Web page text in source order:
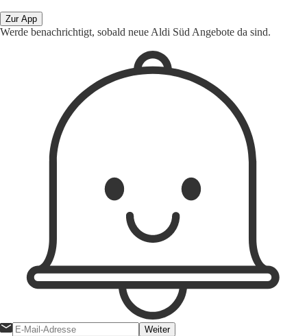
Zur App
Werde benachrichtigt, sobald neue Aldi Süd Angebote da sind.
Weiter